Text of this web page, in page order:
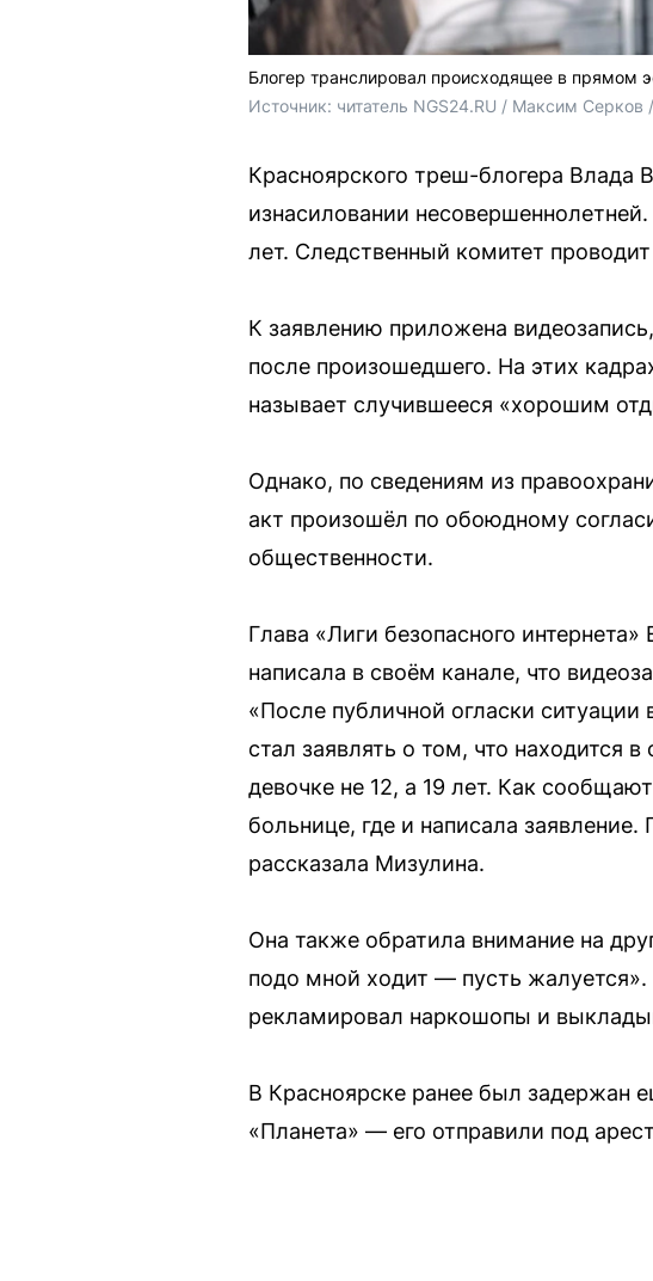
Блогер транслировал происходящее в прямом
Источник: читатель NGS24.RU / Максим Серков /
Красноярского треш-блогера Влада
изнасиловании
лет. Следственный комитет
К заявлению приложена
после произошедшего. На этих
называет случившееся «хорошим
Однако, по сведениям из
акт произошёл по обоюдному
общественности.
Глава «Лиги безопасного
написала в своём канале, что
«После публичной огласки
стал заявлять о том, что находится
девочке не 12, а 19 лет. Как
больнице, где и написала
рассказала Мизулина.
Она также обратила внимание на
подо мной ходит — пусть
рекламировал наркошопы и
В Красноярске ранее был задержан
«Планета» — его отправили под